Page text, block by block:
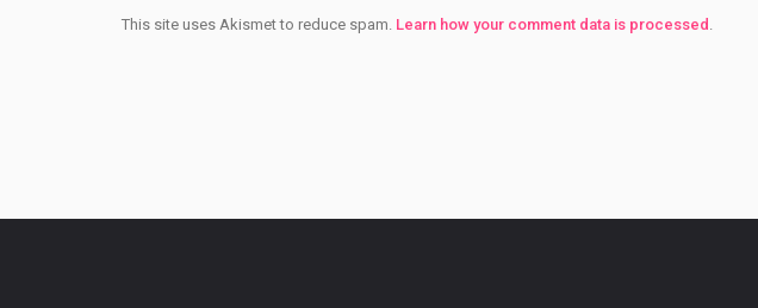
This site uses Akismet to reduce spam. Learn how your comment data is processed .